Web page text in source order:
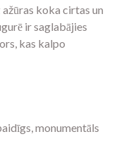
koka cirtas un
ir saglabājies
kas kalpo
monumentāls